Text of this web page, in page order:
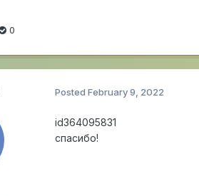
0
Posted February 9, 2022
id364095831
cпасибо!